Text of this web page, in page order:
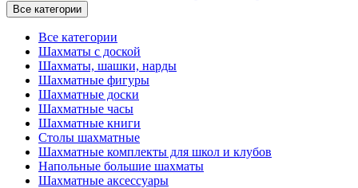
Все категории
Все категории
Шахматы с доской
Шахматы, шашки, нарды
Шахматные фигуры
Шахматные доски
Шахматные часы
Шахматные книги
Столы шахматные
Шахматные комплекты для школ и клубов
Напольные большие шахматы
Шахматные аксессуары